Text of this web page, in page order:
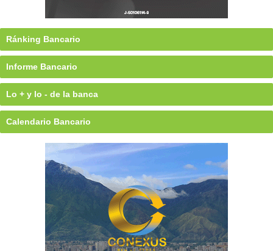
Ránking Bancario
Informe Bancario
Lo + y lo - de la banca
Calendario Bancario